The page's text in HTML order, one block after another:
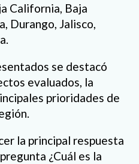
California, Baja
Durango, Jalisco,
se destacó
evaluados, la
prioridades de
la principal respuesta
¿Cuál es la